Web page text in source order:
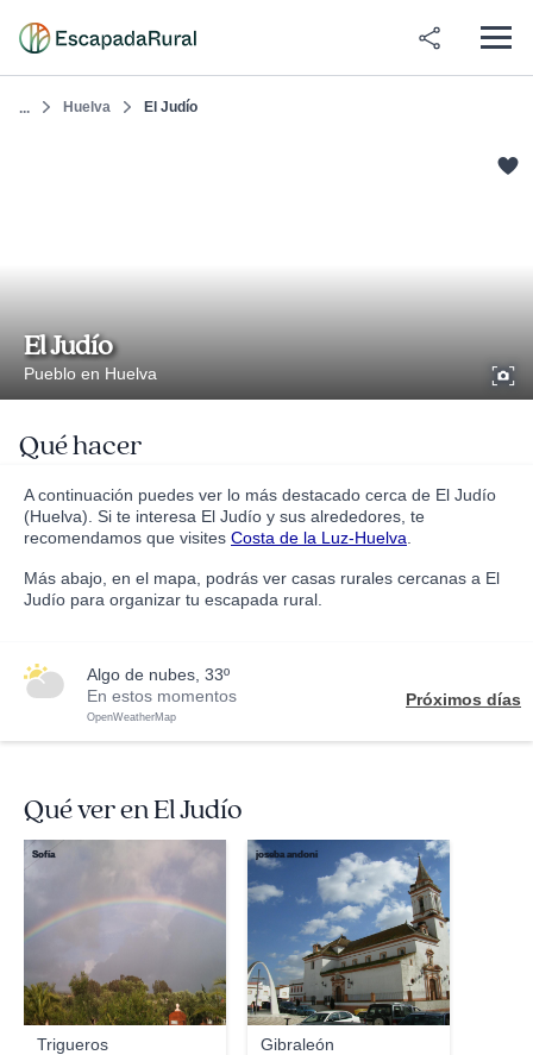
... Huelva El Judío
El Judío
Pueblo en Huelva
Qué hacer
A continuación puedes ver lo más destacado cerca de El Judío
(Huelva). Si te interesa El Judío y sus alrededores, te
recomendamos que visites Costa de la Luz-Huelva
Más abajo, en el mapa, podrás ver casas rurales cercanas a El
Judío para organizar tu escapada rural.
algo de nubes, 33º
En estos momentos
OpenWeatherMap
Próximos días
Qué ver en El Judío
Trigueros
Sofía
Gibraleón
joseba andoni